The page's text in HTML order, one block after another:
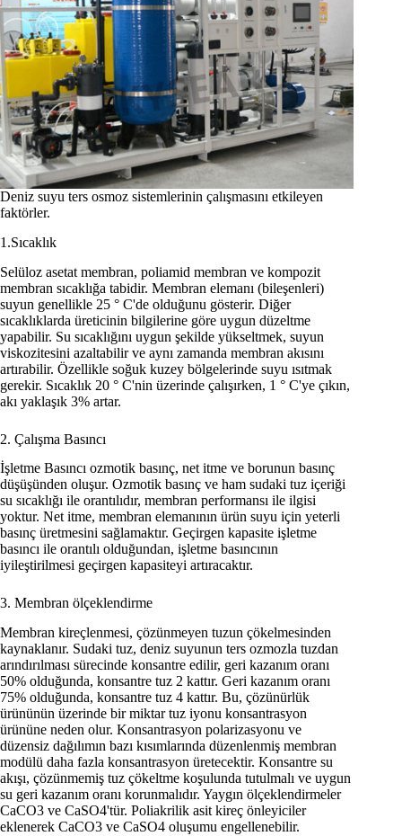
Deniz suyu ters osmoz sistemlerinin çalışmasını etkileyen
faktörler.
1.Sıcaklık
Selüloz asetat membran, poliamid membran ve kompozit
membran sıcaklığa tabidir. Membran elemanı (bileşenleri)
suyun genellikle 25 ° C'de olduğunu gösterir. Diğer
sıcaklıklarda üreticinin bilgilerine göre uygun düzeltme
yapabilir. Su sıcaklığını uygun şekilde yükseltmek, suyun
viskozitesini azaltabilir ve aynı zamanda membran akısını
artırabilir. Özellikle soğuk kuzey bölgelerinde suyu ısıtmak
gerekir. Sıcaklık 20 ° C'nin üzerinde çalışırken, 1 ° C'ye çıkın,
akı yaklaşık 3% artar.
2. Çalışma Basıncı
İşletme Basıncı ozmotik basınç, net itme ve borunun basınç
düşüşünden oluşur. Ozmotik basınç ve ham sudaki tuz içeriği
su sıcaklığı ile orantılıdır, membran performansı ile ilgisi
yoktur. Net itme, membran elemanının ürün suyu için yeterli
basınç üretmesini sağlamaktır. Geçirgen kapasite işletme
basıncı ile orantılı olduğundan, işletme basıncının
iyileştirilmesi geçirgen kapasiteyi artıracaktır.
3. Membran ölçeklendirme
Membran kireçlenmesi, çözünmeyen tuzun çökelmesinden
kaynaklanır. Sudaki tuz, deniz suyunun ters ozmozla tuzdan
arındırılması sürecinde konsantre edilir, geri kazanım oranı
50% olduğunda, konsantre tuz 2 kattır. Geri kazanım oranı
75% olduğunda, konsantre tuz 4 kattır. Bu, çözünürlük
ürününün üzerinde bir miktar tuz iyonu konsantrasyon
ürününe neden olur. Konsantrasyon polarizasyonu ve
düzensiz dağılımın bazı kısımlarında düzenlenmiş membran
modülü daha fazla konsantrasyon üretecektir. Konsantre su
akışı, çözünmemiş tuz çökeltme koşulunda tutulmalı ve uygun
su geri kazanım oranı korunmalıdır. Yaygın ölçeklendirmeler
CaCO3 ve CaSO4'tür. Poliakrilik asit kireç önleyiciler
eklenerek CaCO3 ve CaSO4 oluşumu engellenebilir.